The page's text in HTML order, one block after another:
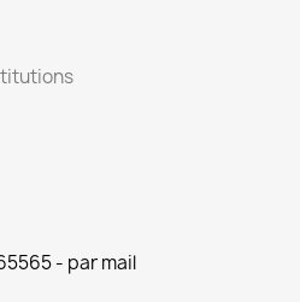
- par mail